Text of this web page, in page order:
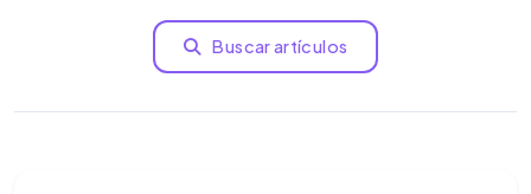
Buscar artículos